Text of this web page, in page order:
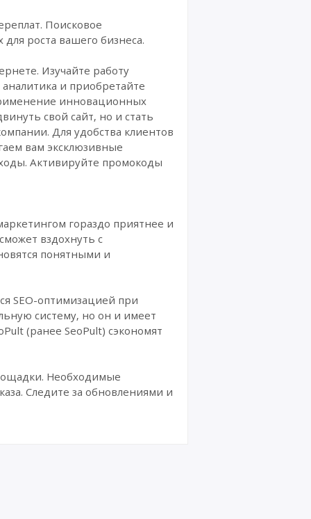
Поисковое
роста вашего бизнеса.
Изучайте работу
и приобретайте
инновационных
свой сайт, но и стать
Для удобства клиентов
вам эксклюзивные
Активируйте промокоды
гораздо приятнее и
вздохнуть с
понятными и
SEO-оптимизацией при
систему, но он и имеет
(ранее SeoPult) сэкономят
Необходимые
Следите за обновлениями и